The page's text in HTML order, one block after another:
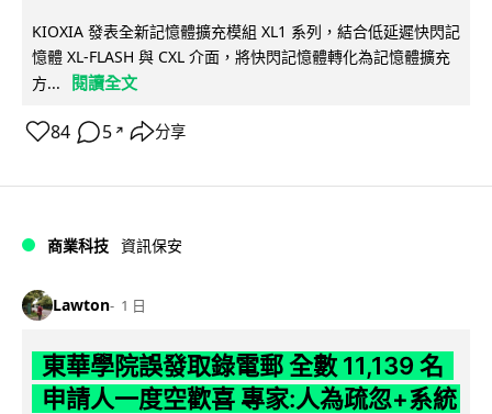
KIOXIA 發表全新記憶體擴充模組 XL1 系列，結合低延遲快閃記
憶體 XL-FLASH 與 CXL 介面，將快閃記憶體轉化為記憶體擴充
方...
閱讀全文
84 5 ↗ 分享
商業科技 資訊保安
Lawton 1 日
東華學院誤發取錄電郵 全數 11,139 名
申請人一度空歡喜 專家:人為疏忽+系統